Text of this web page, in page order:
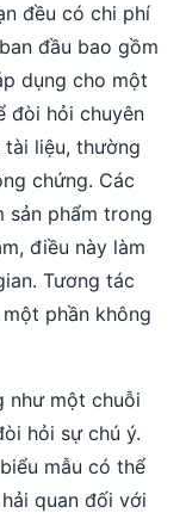
đều có chi phí
đầu bao gồm
dụng cho một
đòi hỏi chuyên
liệu, thường
chứng. Các
sản phẩm trong
điều này làm
Tương tác
phần không
như một chuỗi
hỏi sự chú ý.
mẫu có thể
quan đối với